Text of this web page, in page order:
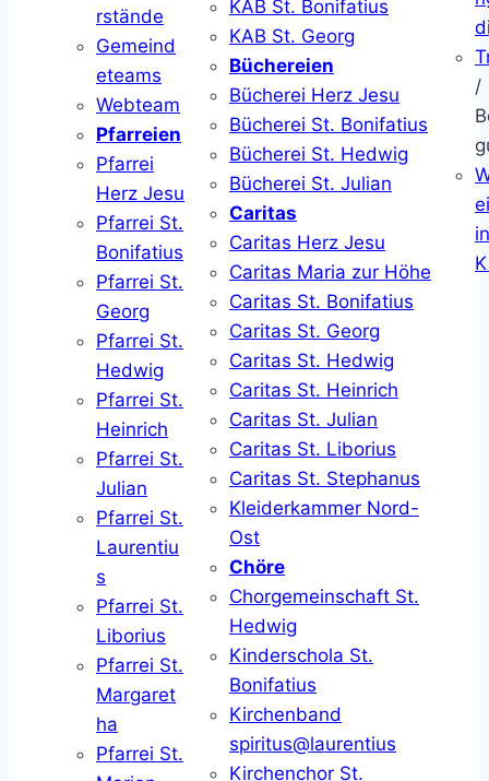
rstände
Gemeind
eteams
Webteam
Pfarreien
Pfarrei
Herz Jesu
Pfarrei St.
Bonifatius
Pfarrei St.
Georg
Pfarrei St.
Hedwig
Pfarrei St.
Heinrich
Pfarrei St.
Julian
Pfarrei St.
Laurentiu
s
Pfarrei St.
Liborius
Pfarrei St.
Margaret
ha
Pfarrei St.
KAB St. Bonifatius
KAB St. Georg
Büchereien
Bücherei Herz Jesu
Bücherei St. Bonifatius
Bücherei St. Hedwig
Bücherei St. Julian
Caritas
Caritas Herz Jesu
Caritas Maria zur Höhe
Caritas St. Bonifatius
Caritas St. Georg
Caritas St. Hedwig
Caritas St. Heinrich
Caritas St. Julian
Caritas St. Liborius
Caritas St. Stephanus
Kleiderkammer Nord-
Ost
Chöre
Chorgemeinschaft St.
Hedwig
Kinderschola St.
Bonifatius
Kirchenband
spiritus@laurentius
Kirchenchor St.
/